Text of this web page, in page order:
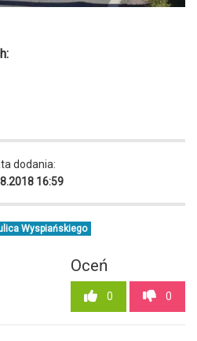
dodania:
16:59
Wyspiańskiego
Oceń
0 0